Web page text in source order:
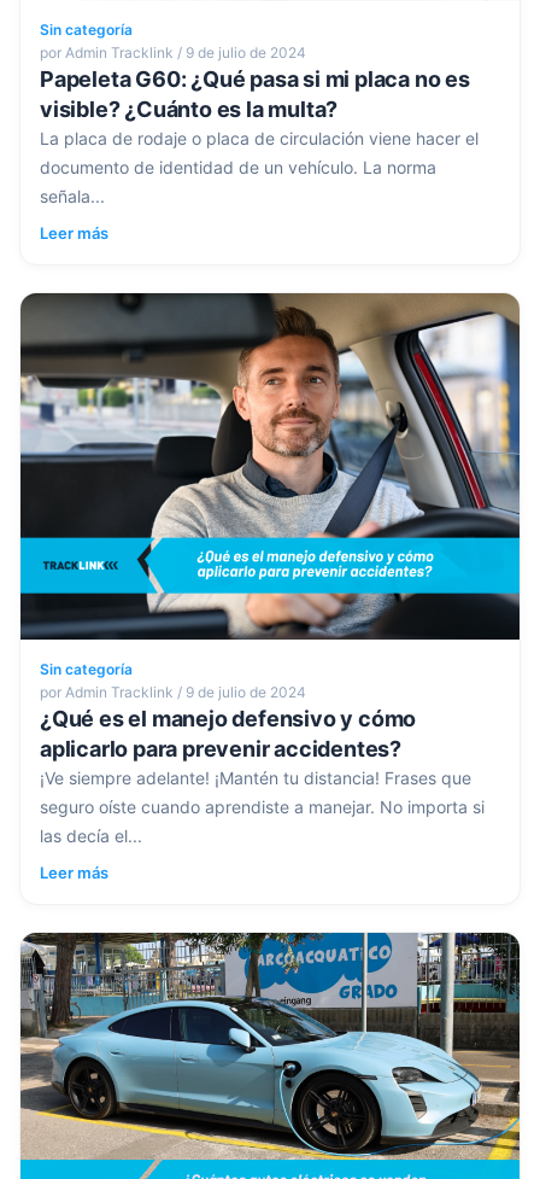
Sin categoría
por Admin Tracklink / 9 de julio de 2024
Papeleta G60: ¿Qué pasa si mi placa no es
visible? ¿Cuánto es la multa?
La placa de rodaje o placa de circulación viene hacer el
documento de identidad de un vehículo. La norma
señala...
Leer más
Sin categoría
por Admin Tracklink / 9 de julio de 2024
¿Qué es el manejo defensivo y cómo
aplicarlo para prevenir accidentes?
¡Ve siempre adelante! ¡Mantén tu distancia! Frases que
seguro oíste cuando aprendiste a manejar. No importa si
las decía el...
Leer más